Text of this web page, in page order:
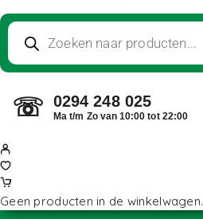
☏ 0294 248 025
Ma t/m Zo van 10:00 tot 22:00
Geen producten in de winkelwagen.